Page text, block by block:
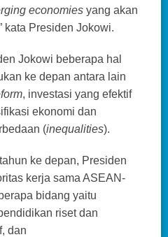
economies yang akan
kata Presiden Jokowi.
Jokowi beberapa hal
ke depan antara lain
, investasi yang efektif
ekonomi dan
(inequalities).
ke depan, Presiden
kerja sama ASEAN-
bidang yaitu
riset dan
dan